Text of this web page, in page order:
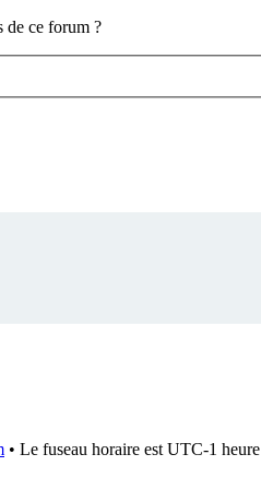
de ce forum ?
• Le fuseau horaire est UTC-1 heure